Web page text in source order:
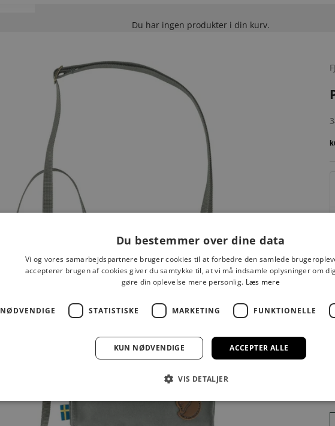
Du har ingen produkter i din kurv.
Du bestemmer over dine data
Vi og vores samarbejdspartnere bruger cookies til at forbedre den samlede
accepterer brugen af cookies giver du samtykke til, at vi må indsamle oplysninger om
gøre din oplevelse mere personlig. Læs mere
NØDVENDIGE STATISTISKE MARKETING FUNKTIONELLE
ACCEPTER ALLE
KUN NØDVENDIGE
VIS DETALJER